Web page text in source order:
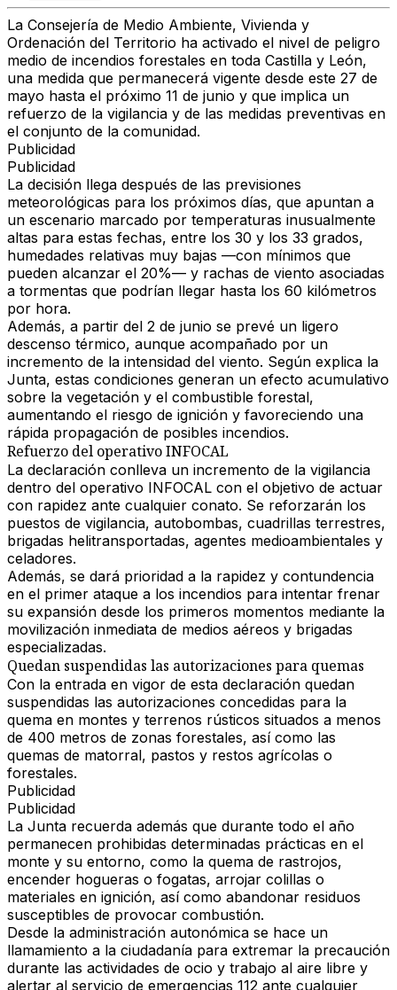
La Consejería de Medio Ambiente, Vivienda y
Ordenación del Territorio ha activado el nivel de peligro
medio de incendios forestales en toda Castilla y León,
una medida que permanecerá vigente desde este 27 de
mayo hasta el próximo 11 de junio y que implica un
refuerzo de la vigilancia y de las medidas preventivas en
el conjunto de la comunidad.
Publicidad
Publicidad
La decisión llega después de las previsiones
meteorológicas para los próximos días, que apuntan a
un escenario marcado por temperaturas inusualmente
altas para estas fechas, entre los 30 y los 33 grados,
humedades relativas muy bajas —con mínimos que
pueden alcanzar el 20%— y rachas de viento asociadas
a tormentas que podrían llegar hasta los 60 kilómetros
por hora.
Además, a partir del 2 de junio se prevé un ligero
descenso térmico, aunque acompañado por un
incremento de la intensidad del viento. Según explica la
Junta, estas condiciones generan un efecto acumulativo
sobre la vegetación y el combustible forestal,
aumentando el riesgo de ignición y favoreciendo una
rápida propagación de posibles incendios.
Refuerzo del operativo INFOCAL
La declaración conlleva un incremento de la vigilancia
dentro del operativo INFOCAL con el objetivo de actuar
con rapidez ante cualquier conato. Se reforzarán los
puestos de vigilancia, autobombas, cuadrillas terrestres,
brigadas helitransportadas, agentes medioambientales y
celadores.
Además, se dará prioridad a la rapidez y contundencia
en el primer ataque a los incendios para intentar frenar
su expansión desde los primeros momentos mediante la
movilización inmediata de medios aéreos y brigadas
especializadas.
Quedan suspendidas las autorizaciones para quemas
Con la entrada en vigor de esta declaración quedan
suspendidas las autorizaciones concedidas para la
quema en montes y terrenos rústicos situados a menos
de 400 metros de zonas forestales, así como las
quemas de matorral, pastos y restos agrícolas o
forestales.
Publicidad
Publicidad
La Junta recuerda además que durante todo el año
permanecen prohibidas determinadas prácticas en el
monte y su entorno, como la quema de rastrojos,
encender hogueras o fogatas, arrojar colillas o
materiales en ignición, así como abandonar residuos
susceptibles de provocar combustión.
Desde la administración autonómica se hace un
llamamiento a la ciudadanía para extremar la precaución
durante las actividades de ocio y trabajo al aire libre y
alertar al servicio de emergencias 112 ante cualquier